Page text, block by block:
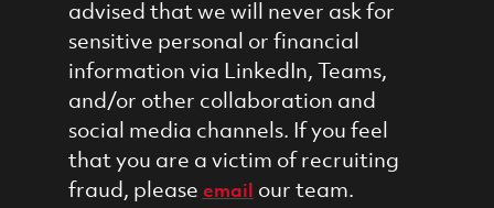
advised that we will never ask for
sensitive personal or financial
information via LinkedIn, Teams,
and/or other collaboration and
social media channels. If you feel
that you are a victim of recruiting
fraud, please email our team.